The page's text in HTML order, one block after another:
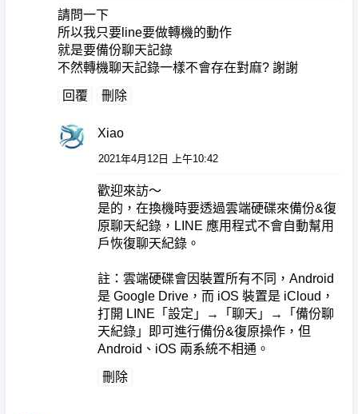
請問一下
所以我只要line要做轉機的動作
就是要備份聊天記錄
不然轉機聊天記錄一樣不會存在對麻? 謝謝
回覆 刪除
Xiao
2021年4月12日 上午10:42
歡迎來訪～
是的，在換機時要透過雲端硬碟來備份&復
原聊天紀錄，LINE 應用程式不會自動幫用
戶恢復聊天紀錄。
註：雲端硬碟會因裝置所有不同，Android
是 Google Drive，而 iOS 裝置是 iCloud，
打開 LINE「設定」→「聊天」→「備份聊
天紀錄」即可進行備份&復原操作，但
Android、iOS 兩系統不相通。
刪除